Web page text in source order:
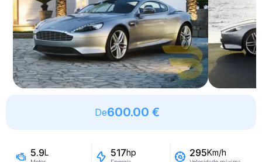
De600.00 €
5.9L 517hp 295Km/h